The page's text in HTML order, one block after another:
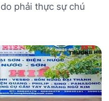
phải thực sự chú